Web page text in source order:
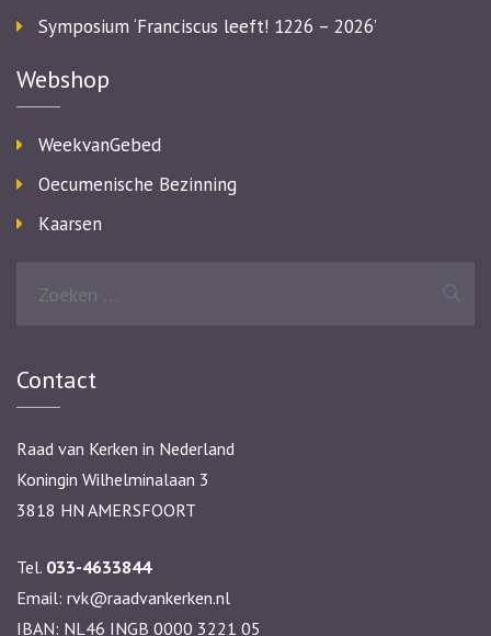
Symposium ‘Franciscus leeft! 1226 – 2026’
Webshop
WeekvanGebed
Oecumenische Bezinning
Kaarsen
Contact
Raad van Kerken in Nederland
Koningin Wilhelminalaan 3
3818 HN AMERSFOORT
Tel. 033-4633844
Email: rvk@raadvankerken.nl
IBAN: NL46 INGB 0000 3221 05